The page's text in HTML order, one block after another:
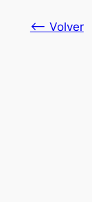
<— Volver